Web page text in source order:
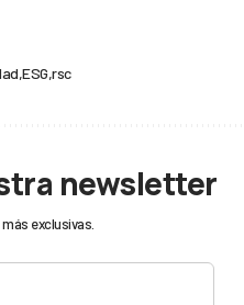
ESG rsc
newsletter
exclusivas.